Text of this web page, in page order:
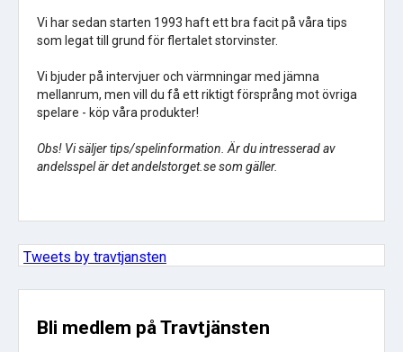
Vi har sedan starten 1993 haft ett bra facit på våra tips
som legat till grund för flertalet storvinster.
Vi bjuder på intervjuer och värmningar med jämna
mellanrum, men vill du få ett riktigt försprång mot övriga
spelare - köp våra produkter!
Obs! Vi säljer tips/spelinformation. Är du intresserad av
andelsspel är det andelstorget.se som gäller.
Tweets by travtjansten
Bli medlem på Travtjänsten